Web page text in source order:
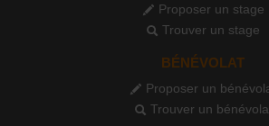
Proposer un stage
Trouver un stage
BÉNÉVOLAT
Proposer un
Trouver un